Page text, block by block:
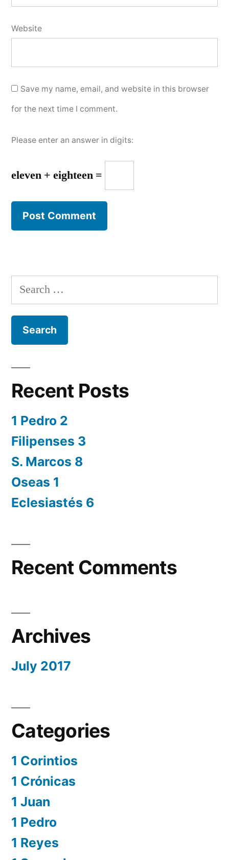
Website
Save my name, email, and website in this browser
for the next time I comment.
Please enter an answer in digits:
eleven + eighteen =
Search
for:
Recent Posts
1 Pedro 2
Filipenses 3
S. Marcos 8
Oseas 1
Eclesiastés 6
Recent Comments
Archives
July 2017
Categories
1 Corintios
1 Crónicas
1 Juan
1 Pedro
1 Reyes